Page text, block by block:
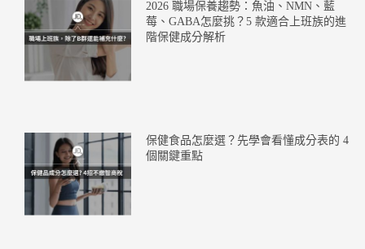
2026 職場保養趨勢：魚油、NMN、藍
莓、GABA怎麼挑？5 款適合上班族的進
階保健成分解析
保健食品怎麼選？先學會看懂成分表的 4
個關鍵重點